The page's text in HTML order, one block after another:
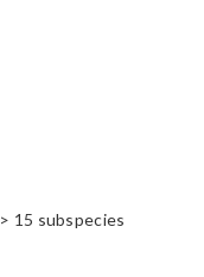
> 15 subspecies